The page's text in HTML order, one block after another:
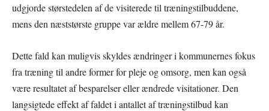
udgjorde størstedelen af de visiterede til træningstilbuddene,
mens den næststørste gruppe var ældre mellem 67-79 år.
Dette fald kan muligvis skyldes ændringer i kommunernes fokus
fra træning til andre former for pleje og omsorg, men kan også
være resultatet af besparelser eller ændrede visitationer. Den
langsigtede effekt af faldet i antallet af træningstilbud kan